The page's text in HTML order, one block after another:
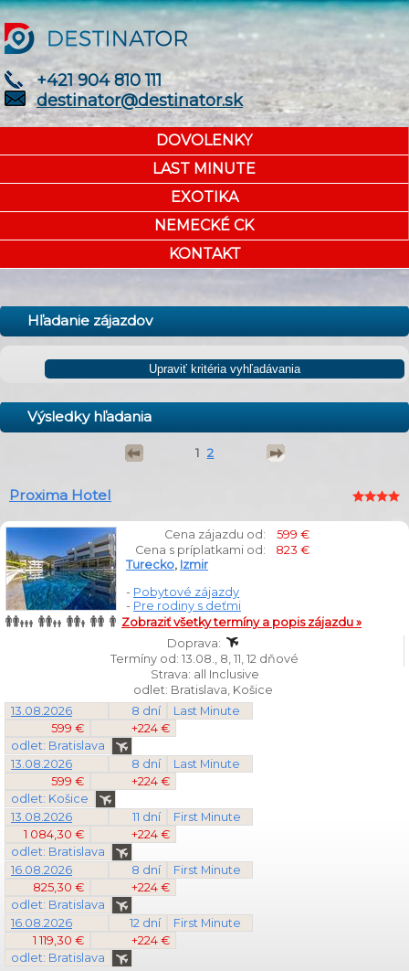
+421 904 810 111
destinator@destinator.sk
DOVOLENKY
LAST MINUTE
EXOTIKA
NEMECKÉ CK
KONTAKT
Hľadanie zájazdov
Výsledky hľadania
1 2
Proxima Hotel
Cena zájazdu od:
599 €
Cena s príplatkami od:
823 €
Turecko, Izmir
- Pobytové zájazdy
- Pre rodiny s deťmi
Zobraziť všetky termíny a popis zájazdu »
Doprava:
Termíny od: 13.08., 8, 11, 12 dňové
Strava: all Inclusive
odlet: Bratislava, Košice
13.08.2026
8 dní
Last Minute
599 €
+224 €
odlet: Bratislava
13.08.2026
8 dní
Last Minute
599 €
+224 €
odlet: Košice
13.08.2026
11 dní
First Minute
1 084,30 €
+224 €
odlet: Bratislava
16.08.2026
8 dní
First Minute
825,30 €
+224 €
odlet: Bratislava
16.08.2026
12 dní
First Minute
1 119,30 €
+224 €
odlet: Bratislava